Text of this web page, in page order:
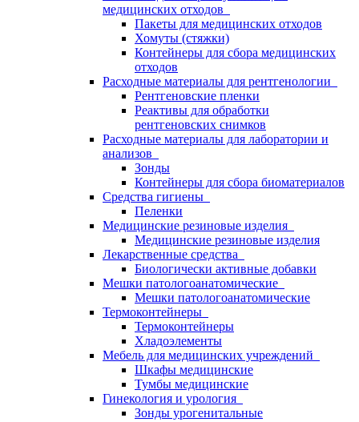
медицинских отходов
Пакеты для медицинских отходов
Хомуты (стяжки)
Контейнеры для сбора медицинских
отходов
Расходные материалы для рентгенологии
Рентгеновские пленки
Реактивы для обработки
рентгеновских снимков
Расходные материалы для лаборатории и
анализов
Зонды
Контейнеры для сбора биоматериалов
Средства гигиены
Пеленки
Медицинские резиновые изделия
Медицинские резиновые изделия
Лекарственные средства
Биологически активные добавки
Мешки патологоанатомические
Мешки патологоанатомические
Термоконтейнеры
Термоконтейнеры
Хладоэлементы
Мебель для медицинских учреждений
Шкафы медицинские
Тумбы медицинские
Гинекология и урология
Зонды урогенитальные